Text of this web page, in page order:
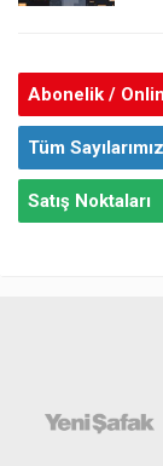
Abonelik /
Tüm Sayılarımız
Satış Noktaları